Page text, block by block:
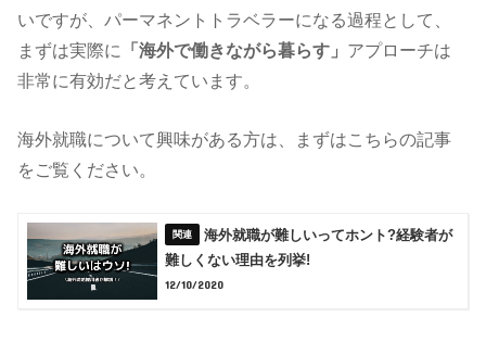
いですが、パーマネントトラベラーになる過程として、
まずは実際に
「海外で働きながら暮らす」 アプローチは
非常に有効だと考えています。
海外就職について興味がある方は、まずはこちらの記事
をご覧ください。
海外就職が難しいってホント?経験者が
難しくない理由を列挙!
12/10/2020